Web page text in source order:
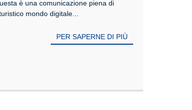
è una comunicazione piena di
mondo digitale...
PER SAPERNE DI PIÙ